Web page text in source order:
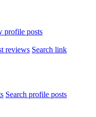
profile posts
reviews Search link
Search profile posts